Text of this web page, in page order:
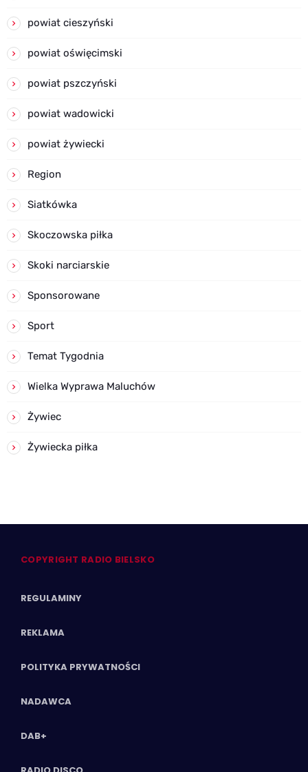
powiat cieszyński
powiat oświęcimski
powiat pszczyński
powiat wadowicki
powiat żywiecki
Region
Siatkówka
Skoczowska piłka
Skoki narciarskie
Sponsorowane
Sport
Temat Tygodnia
Wielka Wyprawa Maluchów
Żywiec
Żywiecka piłka
COPYRIGHT RADIO BIELSKO
REGULAMINY
REKLAMA
POLITYKA PRYWATNOŚCI
NADAWCA
DAB+